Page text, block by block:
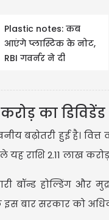
Plastic notes: कब
आएंगे प्लास्टिक के नोट,
RBI गवर्नर ने दी
का डिविडेंड
बढ़ोतरी हुई है।
राशि 2.11 लाख
बॉन्ड होल्डिंग और
बार सरकार को